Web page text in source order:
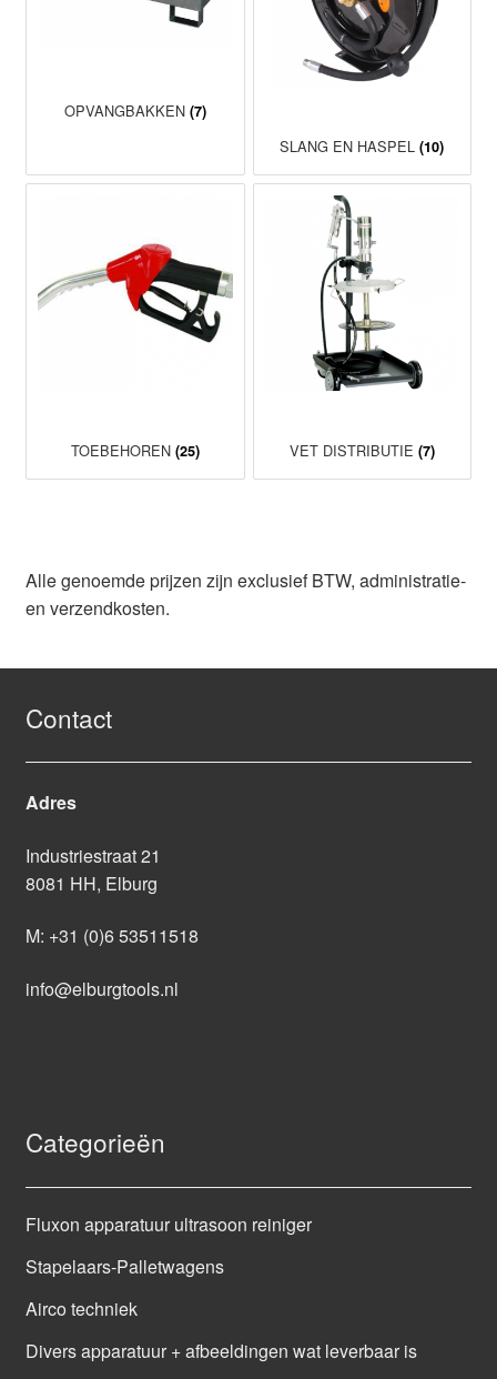
OPVANGBAKKEN (7)
SLANG EN HASPEL(10)
TOEBEHOREN (25) VET DISTRIBUTIE (7)
Alle genoemde prijzen zijn exclusief BTW, administratie-
en verzendkosten.
Contact
Adres
Industriestraat 21
8081 HH, Elburg
M: +31 (0)6 53511518
info@elburgtools.nl
Categorieën
Fluxon apparatuur ultrasoon reiniger
Stapelaars-Palletwagens
Airco techniek
Divers apparatuur + afbeeldingen wat leverbaar is